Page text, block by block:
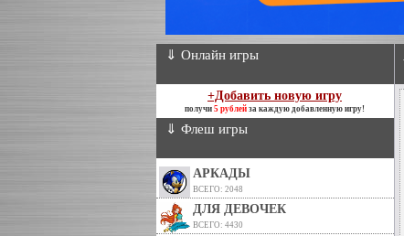
⇓ Онлайн игры
+Добавить новую игру
получи 5 рублей за каждую добавленную игру!
⇓ Флеш игры
АРКАДЫ
ВСЕГО: 2048
ДЛЯ ДЕВОЧЕК
ВСЕГО: 4430